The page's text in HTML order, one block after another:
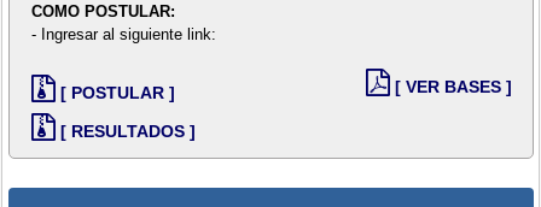
COMO POSTULAR:
- Ingresar al siguiente link:
[ POSTULAR ]
[ RESULTADOS ]
[ VER BASES ]